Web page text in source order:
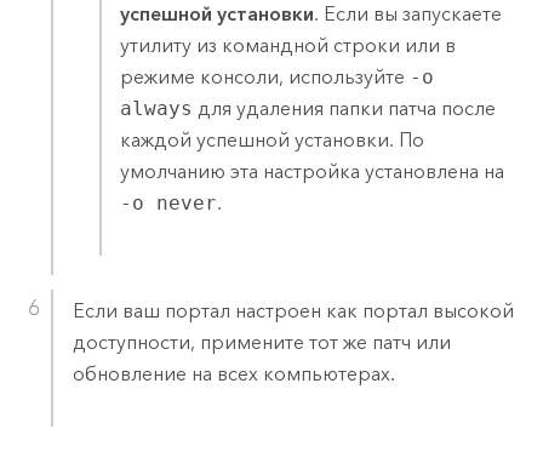
успешной установки. Если вы запускаете
утилиту из командной строки или в
режиме консоли, используйте -o
always для удаления папки патча после
каждой успешной установки. По
умолчанию эта настройка установлена на
-o never.
Если ваш портал настроен как портал высокой
доступности, примените тот же патч или
обновление на всех компьютерах.